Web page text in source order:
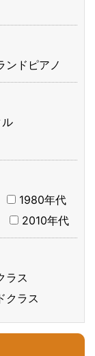
ンドピアノ
ル
1980年代
2010年代
ラス
クラス